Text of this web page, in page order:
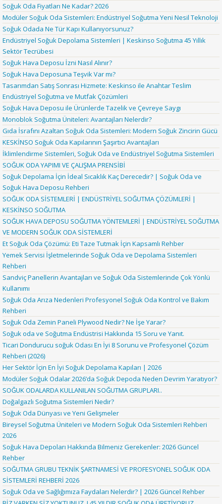
Soğuk Oda Fiyatları Ne Kadar? 2026
Modüler Soğuk Oda Sistemleri: Endüstriyel Soğutma Yeni Nesil Teknoloji
Soğuk Odada Ne Tür Kapı Kullanıyorsunuz?
Endüstriyel Soğuk Depolama Sistemleri | Keskinso Soğutma 45 Yıllık
Sektör Tecrübesi
Soğuk Hava Deposu İzni Nasıl Alınır?
Soğuk Hava Deposuna Teşvik Var mı?
Tasarımdan Satış Sonrası Hizmete: Keskinso ile Anahtar Teslim
Endüstriyel Soğutma ve Mutfak Çözümleri
Soğuk Hava Deposu ile Ürünlerde Tazelik ve Çevreye Saygı
Monoblok Soğutma Üniteleri: Avantajları Nelerdir?
Gıda İsrafını Azaltan Soğuk Oda Sistemleri: Modern Soğuk Zincirin Gücü
KESKİNSO Soğuk Oda Kapılarının Şaşırtıcı Avantajları
İklimlendirme Sistemleri, Soğuk Oda ve Endüstriyel Soğutma Sistemleri
SOĞUK ODA YAPIMI VE ÇALIŞMA PRENSİBİ
Soğuk Depolama İçin İdeal Sıcaklık Kaç Derecedir? | Soğuk Oda ve
Soğuk Hava Deposu Rehberi
SOĞUK ODA SİSTEMLERİ | ENDÜSTRİYEL SOĞUTMA ÇÖZÜMLERİ |
KESKİNSO SOĞUTMA
SOĞUK HAVA DEPOSU SOĞUTMA YÖNTEMLERİ | ENDÜSTRİYEL SOĞUTMA
VE MODERN SOĞUK ODA SİSTEMLERİ
Et Soğuk Oda Çözümü: Eti Taze Tutmak İçin Kapsamlı Rehber
Yemek Servisi İşletmelerinde Soğuk Oda ve Depolama Sistemleri
Rehberi
Sandviç Panellerin Avantajları ve Soğuk Oda Sistemlerinde Çok Yönlü
Kullanımı
Soğuk Oda Arıza Nedenleri Profesyonel Soğuk Oda Kontrol ve Bakım
Rehberi
Soğuk Oda Zemin Paneli Plywood Nedir? Ne İşe Yarar?
Soğuk oda ve Soğutma Endüstrisi Hakkında 15 Soru ve Yanıt.
Ticari Dondurucu soğuk Odası En İyi 8 Sorunu ve Profesyonel Çözüm
Rehberi (2026)
Her Sektör İçin En İyi Soğuk Depolama Kapıları | 2026
Modüler Soğuk Odalar 2026’da Soğuk Depoda Neden Devrim Yaratıyor?
SOĞUK ODALARDA KULLANILAN SOĞUTMA GRUPLARI..
Doğalgazlı Soğutma Sistemleri Nedir?
Soğuk Oda Dünyası ve Yeni Gelişmeler
Bireysel Soğutma Üniteleri ve Modern Soğuk Oda Sistemleri Rehberi
2026
Soğuk Hava Depoları Hakkında Bilmeniz Gerekenler: 2026 Güncel
Rehber
SOĞUTMA GRUBU TEKNİK ŞARTNAMESİ VE PROFESYONEL SOĞUK ODA
SİSTEMLERİ REHBERİ 2026
Soğuk Oda ve Sağlığımıza Faydaları Nelerdir? | 2026 Güncel Rehber